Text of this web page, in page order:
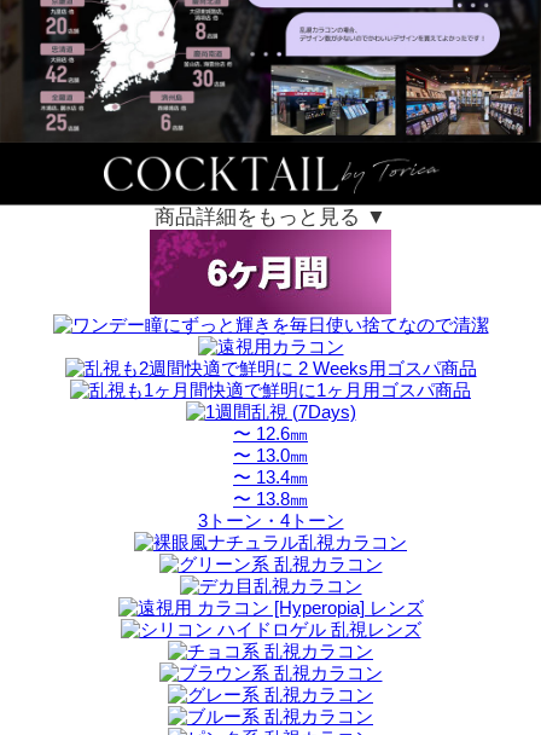
商品詳細をもっと見る ▼
〜 12.6㎜
〜 13.0㎜
〜 13.4㎜
〜 13.8㎜
3トーン・4トーン